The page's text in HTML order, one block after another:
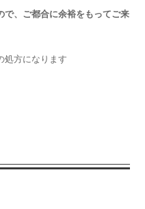
で、ご都合に余裕をもってご来
処方になります